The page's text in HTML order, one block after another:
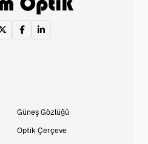
Güneş Gözlüğü
Optik Çerçeve